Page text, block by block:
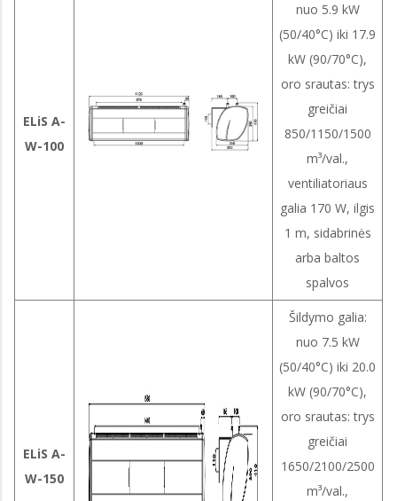
ELiS A-
W-100
nuo 5.9 kW
(50/40°C) iki 17.9
kW (90/70°C),
oro srautas: trys
greičiai
850/1150/1500
m³/val.,
ventiliatoriaus
galia 170 W, ilgis
1 m, sidabrinės
arba baltos
spalvos
ELiS A-
W-150
Šildymo galia:
nuo 7.5 kW
(50/40°C) iki 20.0
kW (90/70°C),
oro srautas: trys
greičiai
1650/2100/2500
m³/val.,